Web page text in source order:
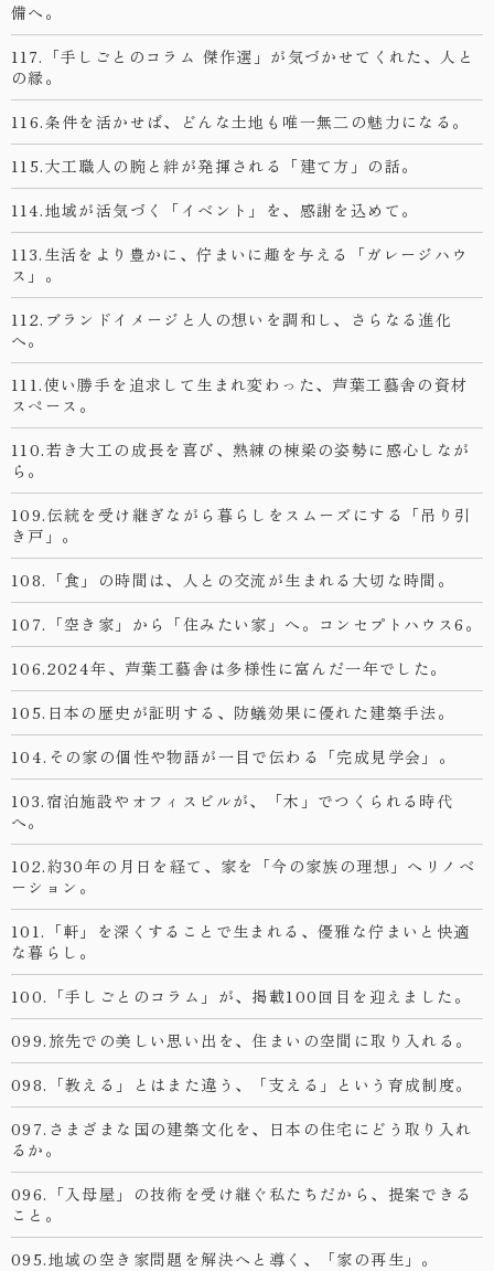
備へ。
117.「手しごとのコラム 傑作選」が気づかせてくれた、人と
の縁。
116.条件を活かせば、どんな土地も唯一無二の魅力になる。
115.大工職人の腕と絆が発揮される「建て方」の話。
114.地域が活気づく「イベント」を、感謝を込めて。
113.生活をより豊かに、佇まいに趣を与える「ガレージハウ
ス」。
112.ブランドイメージと人の想いを調和し、さらなる進化
へ。
111.使い勝手を追求して生まれ変わった、芦葉工藝舎の資材
スペース。
110.若き大工の成長を喜び、熟練の棟梁の姿勢に感心しなが
ら。
109.伝統を受け継ぎながら暮らしをスムーズにする「吊り引
き戸」。
108.「食」の時間は、人との交流が生まれる大切な時間。
107.「空き家」から「住みたい家」へ。コンセプトハウス6。
106.2024年、芦葉工藝舎は多様性に富んだ一年でした。
105.日本の歴史が証明する、防蟻効果に優れた建築手法。
104.その家の個性や物語が一目で伝わる「完成見学会」。
103.宿泊施設やオフィスビルが、「木」でつくられる時代
へ。
102.約30年の月日を経て、家を「今の家族の理想」へリノベ
ーション。
101.「軒」を深くすることで生まれる、優雅な佇まいと快適
な暮らし。
100.「手しごとのコラム」が、掲載100回目を迎えました。
099.旅先での美しい思い出を、住まいの空間に取り入れる。
098.「教える」とはまた違う、「支える」という育成制度。
097.さまざまな国の建築文化を、日本の住宅にどう取り入れ
るか。
096.「入母屋」の技術を受け継ぐ私たちだから、提案できる
こと。
095.地域の空き家問題を解決へと導く、「家の再生」。